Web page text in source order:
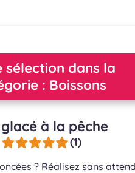
sélection dans la
: Boissons
à la pêche
(1)
? Réalisez sans